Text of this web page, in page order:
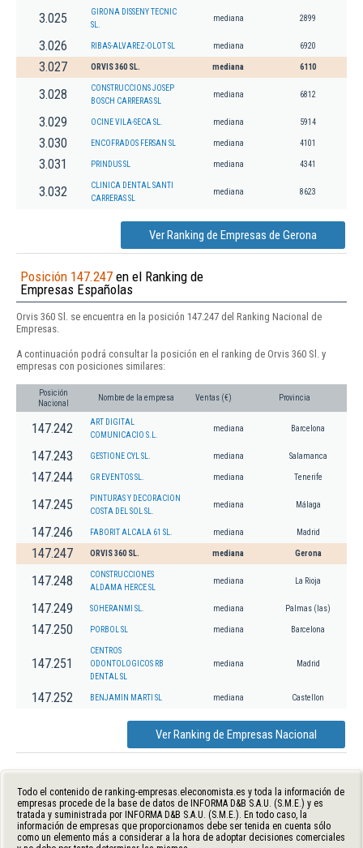
3.025
GIRONA DISSENY TECNIC
SL.
mediana 2899
3.026 RIBAS-ALVAREZ-OLOT SL mediana 6920
3.027 ORVIS 360 SL. mediana 6110
3.028
CONSTRUCCIONS JOSEP
BOSCH CARRERAS SL
mediana 6812
3.029 OCINE VILA-SECA SL. mediana 5914
3.030 ENCOFRADOS FERSAN SL mediana 4101
3.031 PRINDUS SL mediana 4341
3.032
CLINICA DENTAL SANTI
CARRERAS SL
mediana 8623
Ver Ranking de Empresas de Gerona
Posición 147.247 en el Ranking de
Empresas Españolas
Orvis 360 Sl. se encuentra en la posición 147.247 del Ranking Nacional de
Empresas.
A continuación podrá consultar la posición en el ranking de Orvis 360 Sl. y
empresas con posiciones similares:
Posición
Nacional
Nombre de la empresa Ventas (€) Provincia
147.242
ART DIGITAL
COMUNICACIO S.L.
mediana Barcelona
147.243 GESTIONE CYL SL. mediana Salamanca
147.244 GR EVENTOS SL. mediana Tenerife
147.245
PINTURAS Y DECORACION
COSTA DEL SOL SL.
mediana Málaga
147.246 FABORIT ALCALA 61 SL. mediana Madrid
147.247 ORVIS 360 SL. mediana Gerona
147.248
CONSTRUCCIONES
ALDAMA HERCE SL
mediana La Rioja
147.249 SOHERANMI SL. mediana Palmas (las)
147.250 PORBOL SL mediana Barcelona
147.251
CENTROS
ODONTOLOGICOS RB
DENTAL SL
mediana Madrid
147.252 BENJAMIN MARTI SL mediana Castellon
Ver Ranking de Empresas Nacional
Todo el contenido de ranking-empresas.eleconomista.es y toda la información de
empresas procede de la base de datos de INFORMA D&B S.A.U. (S.M.E.) y es
tratada y suministrada por INFORMA D&B S.A.U. (S.M.E.). En todo caso, la
información de empresas que proporcionamos debe ser tenida en cuenta sólo
como un elemento más a considerar a la hora de adoptar decisiones comerciales